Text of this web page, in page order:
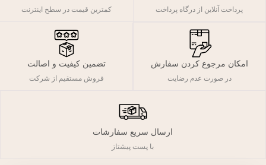
پرداخت آنلاین از درگاه پرداخت کمترین قیمت در سطح اینترنت
امکان مرجوع کردن سفارش
در صورت عدم رضایت
تضمین کیفیت و اصالت
فروش مستقیم از شرکت
ارسال سریع سفارشات
با پست پیشتاز